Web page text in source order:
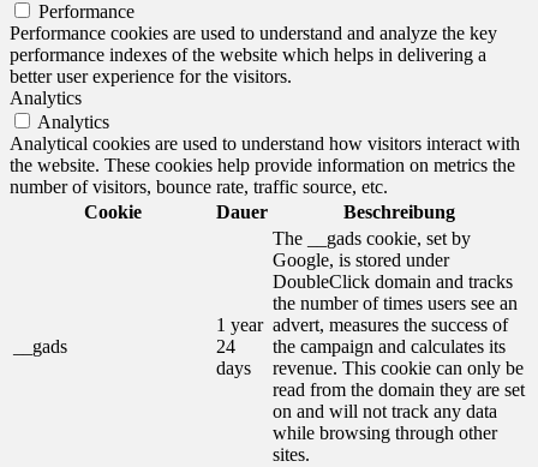
Performance
Performance cookies are used to understand and analyze the key
performance indexes of the website which helps in delivering a
better user experience for the visitors.
Analytics
Analytics
Analytical cookies are used to understand how visitors interact with
the website. These cookies help provide information on metrics the
number of visitors, bounce rate, traffic source, etc.
Cookie
Dauer Beschreibung
__gads
1 year
24
days
The __gads cookie, set by
Google, is stored under
DoubleClick domain and tracks
the number of times users see an
advert, measures the success of
the campaign and calculates its
revenue. This cookie can only be
read from the domain they are set
on and will not track any data
while browsing through other
sites.